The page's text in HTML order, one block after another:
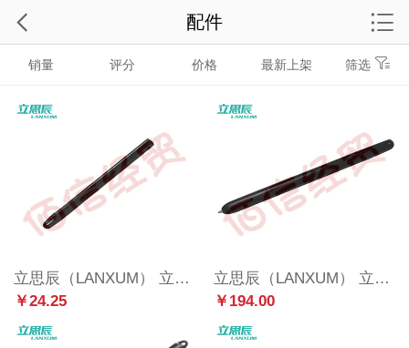
销量 评分 价格 最新上架 筛选
立思辰（LANXUM） 立思辰手写板售后使用 单拍不发货 电磁笔MA90-笔尖（黑色）
￥24.25
立思辰（LANXUM） 立思辰手写板售后使用 单拍不发货 电磁笔P58（灰色）
￥194.00
配件